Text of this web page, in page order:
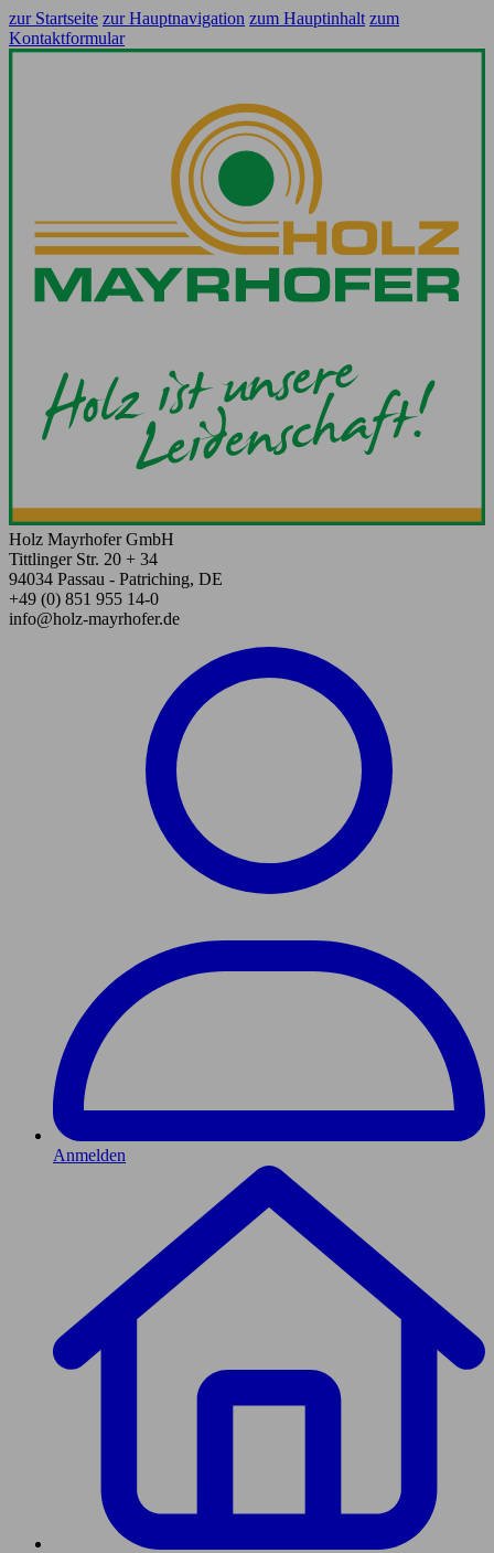
zur Startseite zur Hauptnavigation zum Hauptinhalt zum
Kontaktformular
Holz Mayrhofer GmbH
Tittlinger Str. 20 + 34
94034 Passau - Patriching, DE
+49 (0) 851 955 14-0
info@holz-mayrhofer.de
Anmelden